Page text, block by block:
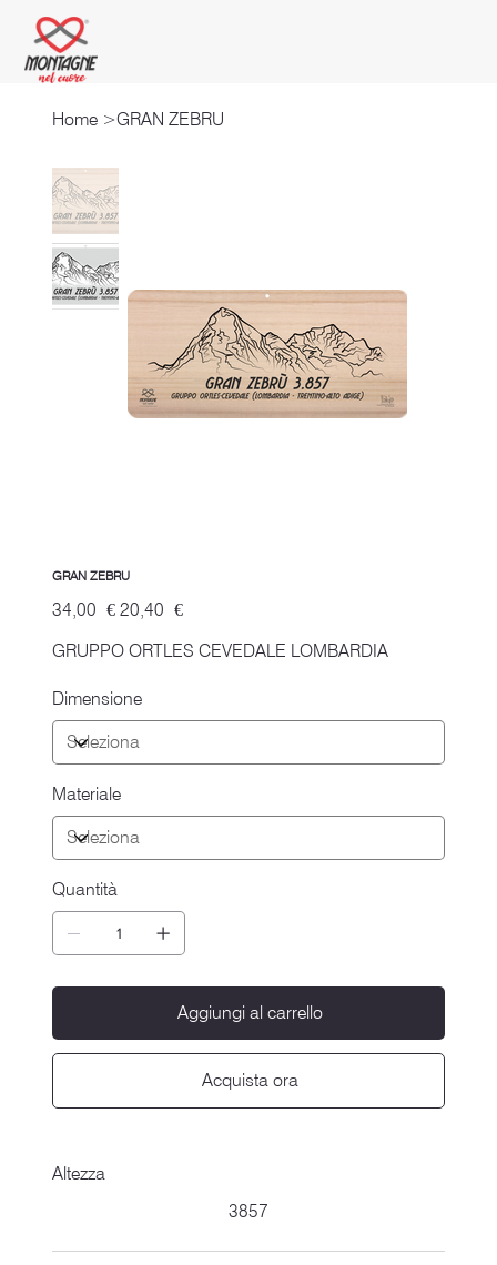
Home >GRAN ZEBRU
GRAN ZEBRU
Prezzo
originale
34,00 € Prezzo
scontato
20,40 €
GRUPPO ORTLES CEVEDALE LOMBARDIA
Dimensione
Materiale
Quantità
Aggiungi al carrello
Acquista ora
Altezza
3857